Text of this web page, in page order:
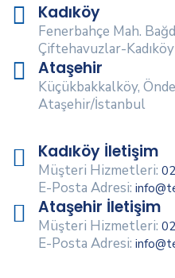
Kadıköy
Fenerbahçe Mah.
Çiftehavuzlar-
Ataşehir
Küçükbakkalköy,
Ataşehir/İstanbul
Kadıköy İletişim
Müşteri Hizmetleri:
E-Posta Adresi:
Ataşehir İletişim
Müşteri Hizmetleri:
E-Posta Adresi: